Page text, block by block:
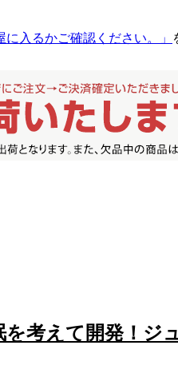
に入るかご確認ください。」
考えて開発！ジ